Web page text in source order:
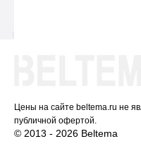
Цены на сайте beltema.ru не
публичной офертой.
© 2013 - 2026 Beltema